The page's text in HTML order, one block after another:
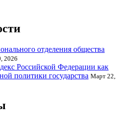
отделения общества
2026
Российской Федерации как
политики государства Март 22,